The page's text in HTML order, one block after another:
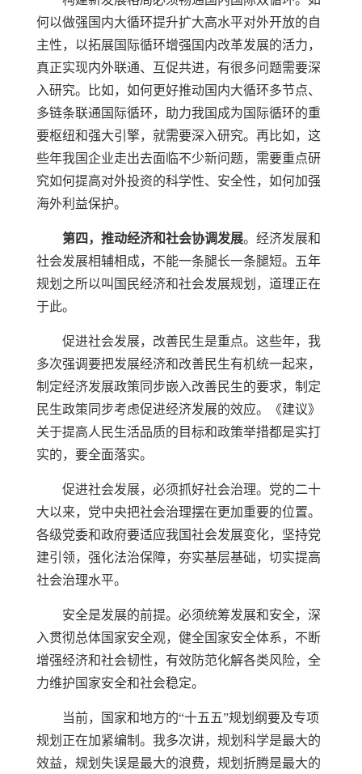
何以做强国内大循环提升扩大高水平对外开放的自
主性，以拓展国际循环增强国内改革发展的活力，
真正实现内外联通、互促共进，有很多问题需要深
入研究。比如，如何更好推动国内大循环多节点、
多链条联通国际循环，助力我国成为国际循环的重
要枢纽和强大引擎，就需要深入研究。再比如，这
些年我国企业走出去面临不少新问题，需要重点研
究如何提高对外投资的科学性、安全性，如何加强
海外利益保护。
第四，推动经济和社会协调发展。经济发展和
社会发展相辅相成，不能一条腿长一条腿短。五年
规划之所以叫国民经济和社会发展规划，道理正在
于此。
促进社会发展，改善民生是重点。这些年，我
多次强调要把发展经济和改善民生有机统一起来，
制定经济发展政策同步嵌入改善民生的要求，制定
民生政策同步考虑促进经济发展的效应。《建议》
关于提高人民生活品质的目标和政策举措都是实打
实的，要全面落实。
促进社会发展，必须抓好社会治理。党的二十
大以来，党中央把社会治理摆在更加重要的位置。
各级党委和政府要适应我国社会发展变化，坚持党
建引领，强化法治保障，夯实基层基础，切实提高
社会治理水平。
安全是发展的前提。必须统筹发展和安全，深
入贯彻总体国家安全观，健全国家安全体系，不断
增强经济和社会韧性，有效防范化解各类风险，全
力维护国家安全和社会稳定。
当前，国家和地方的“十五五”规划纲要及专项
规划正在加紧编制。我多次讲，规划科学是最大的
效益，规划失误是最大的浪费，规划折腾是最大的